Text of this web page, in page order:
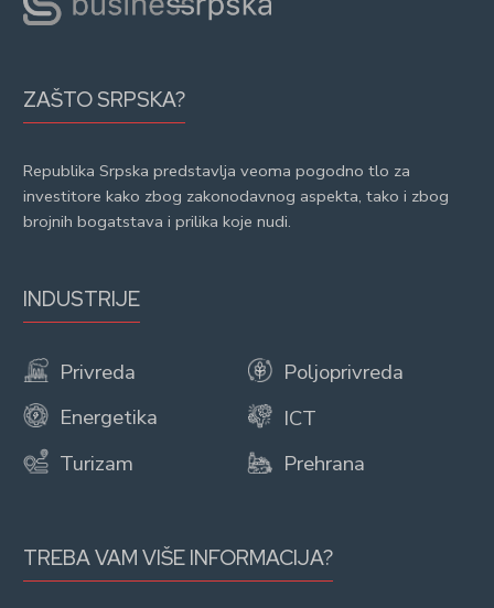
ZAŠTO SRPSKA?
Republika Srpska predstavlja veoma pogodno tlo za
investitore kako zbog zakonodavnog aspekta, tako i zbog
brojnih bogatstava i prilika koje nudi.
INDUSTRIJE
Privreda
Energetika
Turizam
Poljoprivreda
ICT
Prehrana
TREBA VAM VIŠE INFORMACIJA?